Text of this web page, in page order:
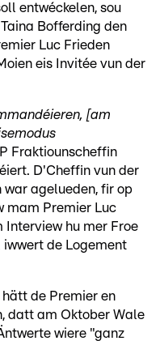
entwéckelen, sou
Bofferding den
Luc Frieden
eis Invitée vun der
[am
Fraktiounscheffin
D'Cheffin vun der
agelueden, fir op
mam Premier Luc
Interview hu mer Froe
de Logement
de Premier en
datt am Oktober Wale
wiere "ganz